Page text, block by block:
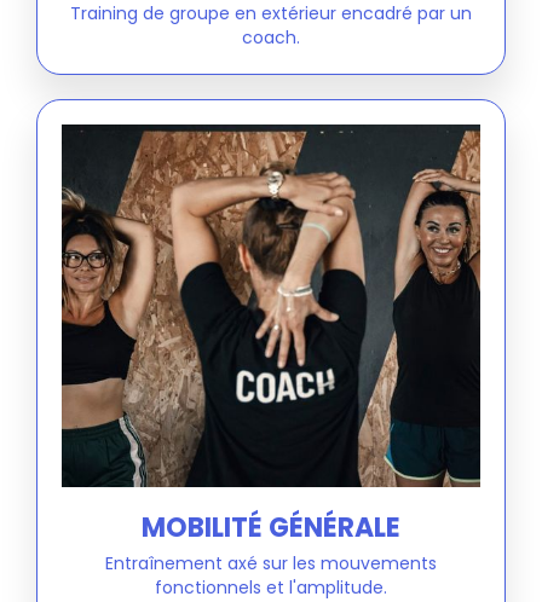
Training de groupe en extérieur encadré par un
coach.
MOBILITÉ GÉNÉRALE
Entraînement axé sur les mouvements
fonctionnels et l'amplitude.